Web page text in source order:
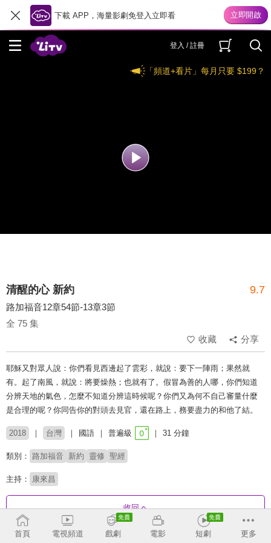
下載 APP，海量影劇免登入立即看
登入 / 註冊
「頻道+看片」每月只要 $199？
清醒的心 新約 9.7
路加福音12章54節-13章3節
全 75 集
收藏
分享
耶穌又對眾人說：你們看見西邊起了雲彩，就說：要下一陣雨；果然就
有。起了南風，就說：將要燥熱；也就有了。假冒為善的人哪，你們知道
分辨天地的氣色，怎麼不知道分辨這時候呢？你們又為何不自己審量什麼
是合理的呢？你同告你的對頭去見官，還在路上，務要盡力的和他了結。
2018 台灣 國語 普遍級 31 分鐘
類別： 路加福音 新約 靈修 聖經
主持： 康來昌
收回
首頁 電視頻道 戲劇 電影 短劇 更多